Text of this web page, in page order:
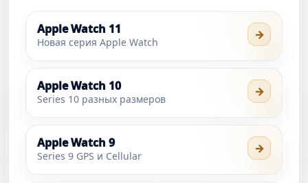
Apple Watch 11
Новая серия Apple Watch
→
Apple Watch 10
Series 10 разных размеров
→
Apple Watch 9
Series 9 GPS и Cellular
→